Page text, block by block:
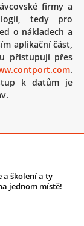
firmy a
tedy pro
o nákladech a
aplikační část,
přistupují přes
.
k datům je
a školení a ty
jednom místě!